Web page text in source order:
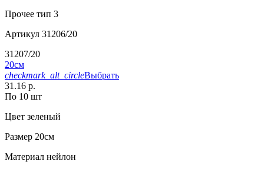
Прочее тип 3
Артикул 31206/20
31207/20
20см
checkmark_alt_circleВыбрать
31.16 р.
По 10 шт
Цвет зеленый
Размер 20см
Материал нейлон